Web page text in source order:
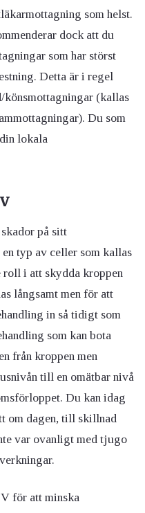
som helst.
dock att du
som har störst
Detta är i regel
(kallas
Du som
lokala
på sitt
typ av celler som kallas
i att skydda kroppen
långsamt men för att
in så tidigt som
som kan bota
från kroppen men
till en omätbar nivå
Du kan idag
om dagen, till skillnad
var ovanligt med tjugo
för att minska